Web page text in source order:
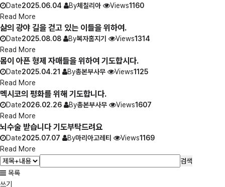
Date2025.06.04 By체칠리아 Views1160
Read More
삶의 광야 길을 걷고 있는 이들을 위하여.
Date2025.08.08 By복자홈지기 Views1314
Read More
몸이 아픈 형제 자매들을 위하여 기도합시다.
Date2025.04.21 By총본부사무 Views1125
Read More
멕시코의 평화를 위해 기도합니다.
Date2026.02.26 By총본부사무 Views1607
Read More
뇌수술 받습니다 기도부탁드려요
Date2025.07.07 By마리아고레티 Views1169
Read More
검색
목록
쓰기